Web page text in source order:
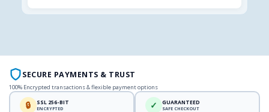
SECURE PAYMENTS & TRUST
100% Encrypted transactions & flexible payment options
🔒 SSL 256-BIT
ENCRYPTED ✓ GUARANTEED
SAFE CHECKOUT